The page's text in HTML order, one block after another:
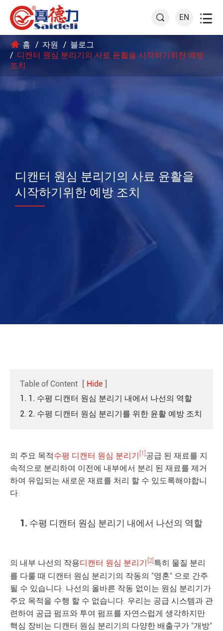
 EN 
홈 자원
블로그
디캔터 원심 분리기의 사료 윤활을 시작하기위한 예방
조치
디캔터 원심 분리기의 사료 윤활을
시작하기위한 예방 조치
Table of Content [ Hide ]
1. 1. 수평 디캔터 원심 분리기 내에서 나선의 역할
2. 2. 수평 디캔터 원심 분리기를 위한 윤활 예방 조치
의 주요 목적수평 디캔터 원심 분리기 [1] 공급 된 재료를 지
속적으로 분리하여 이전에 내부에서 분리 된 재료를 제거
하여 유입되는 새로운 재료를 처리 할 수 있도록해야합니
다.
1. 수평 디캔터 원심 분리기 내에서 나선의 역할
의 내부 나선의 작용디캔터 원심 분리기 [2] 특히 물질 분리
를 다룰 때 디캔터 원심 분리기의 작동의 "영혼" 으로 간주
될 수 있습니다. 나선의 올바른 작동 없이는 원심 분리기가
주요 목적을 수행 할 수 없습니다. 우리는 공급 시스템과 관
련하여 공급 펌프와 투여 펌프를 자연스럽게 생각하지만
핵심 장비는 디캔터 원심 분리기의 다양한 배출구가 "개방"